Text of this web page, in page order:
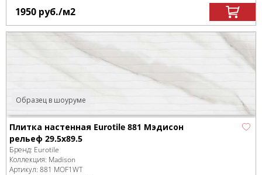
1950 руб./м2
Образец в шоуруме
Плитка настенная Eurotile 881 Мэдисон
рельеф 29.5x89.5
Бренд: Eurotile
Коллекция: Madison
Артикул: 881 MOF1WT